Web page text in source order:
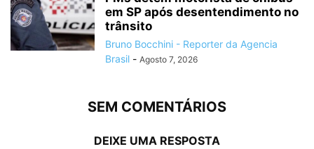
em SP após desentendimento no
trânsito
Bruno Bocchini - Reporter da Agencia
Brasil - Agosto 7, 2026
SEM COMENTÁRIOS
DEIXE UMA RESPOSTA